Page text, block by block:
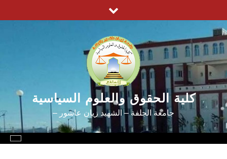
to
content
كلية الحقوق والعلوم السياسية
جامعة الجلفة – الشهيد زيان عاشور –